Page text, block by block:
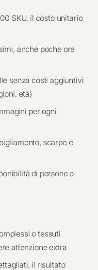
SKU, il costo unitario
anche poche ore
senza costi aggiuntivi
età)
per ogni
scarpe e
di persone o
o tessuti
attenzione extra
il risultato